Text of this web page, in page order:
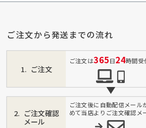
ご注文から発送までの流れ
ご注文
ご注文は365日24時間受
ご注文確認
メール
ご注文後に自動配信メール
めて当店よりご注文確認メ